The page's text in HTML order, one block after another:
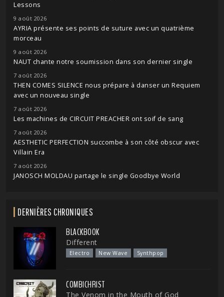
Lessons
9 août 2026
AYRIA présente ses points de suture avec un quatrième
morceau
9 août 2026
NAUT chante notre soumission dans son dernier single
7 août 2026
THEN COMES SILENCE nous prépare à danser un Requiem
avec un nouveau single
7 août 2026
Les machines de CIRCUIT PREACHER ont soif de sang
7 août 2026
AESTHETIC PERFECTION succombe à son côté obscur avec
Villain Era
7 août 2026
JANOSCH MOLDAU partage le single Goodbye World
DERNIÈRES CHRONIQUES
BLACKBOOK
Different
Electro New Wave Synthpop
COMBICHRIST
The Venom in the Mouth of God